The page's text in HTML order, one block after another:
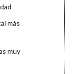
más
muy